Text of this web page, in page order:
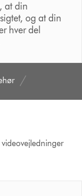
at din
og at din
hver del